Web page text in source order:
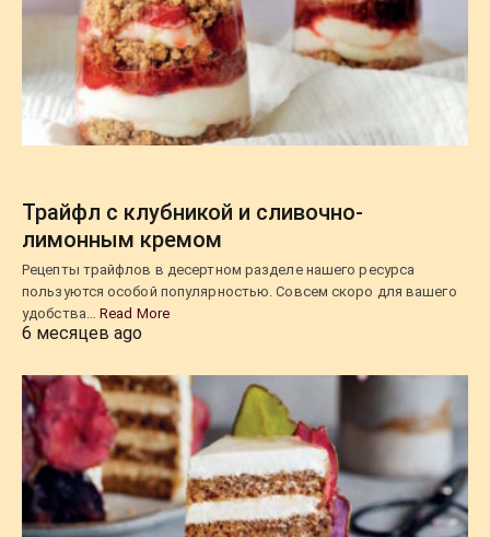
Трайфл с клубникой и сливочно-
лимонным кремом
Рецепты трайфлов в десертном разделе нашего ресурса
пользуются особой популярностью. Совсем скоро для вашего
удобства… Read More
6 месяцев ago